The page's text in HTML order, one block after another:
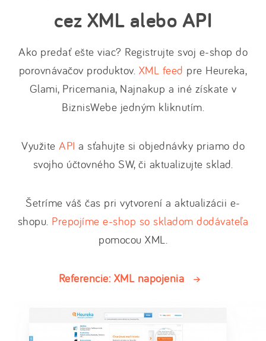
cez XML alebo API
Ako predať ešte viac? Registrujte svoj e-shop do
porovnávačov produktov. XML feed pre Heureka,
Glami, Pricemania, Najnakup a iné získate v
BiznisWebe jedným kliknutím.
Využite API a sťahujte si objednávky priamo do
svojho účtovného SW, či aktualizujte sklad.
Šetríme váš čas pri vytvorení a aktualizácii e-
shopu. Prepojíme e-shop so skladom dodávateľa
pomocou XML.
Referencie: XML napojenia